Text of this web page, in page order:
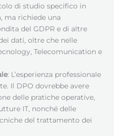
di studio specifico in
ma richiede una
del GDPR e di altre
dati, oltre che nelle
Telecomunication e
: L’esperienza professionale
Il DPO dovrebbe avere
delle pratiche operative,
IT, nonché delle
del trattamento dei